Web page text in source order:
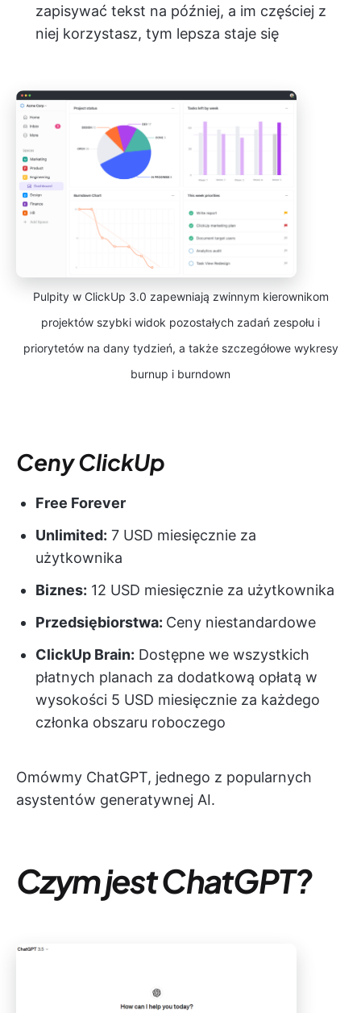
zapisywać tekst na później, a im częściej z
niej korzystasz, tym lepsza staje się
Pulpity w ClickUp 3.0 zapewniają zwinnym kierownikom
projektów szybki widok pozostałych zadań zespołu i
priorytetów na dany tydzień, a także szczegółowe wykresy
burnup i burndown
Ceny ClickUp
Free Forever
Unlimited: 7 USD miesięcznie za
użytkownika
Biznes: 12 USD miesięcznie za użytkownika
Przedsiębiorstwa: Ceny niestandardowe
ClickUp Brain: Dostępne we wszystkich
płatnych planach za dodatkową opłatą w
wysokości 5 USD miesięcznie za każdego
członka obszaru roboczego
Omówmy ChatGPT, jednego z popularnych
asystentów generatywnej AI.
Czym jest ChatGPT?